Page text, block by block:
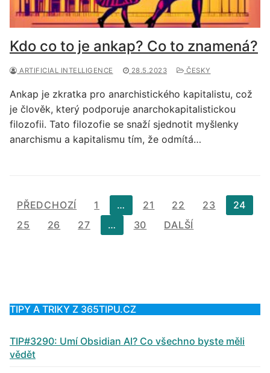
Kdo co to je ankap? Co to znamená?
ARTIFICIAL INTELLIGENCE 28.5.2023 ČESKY
Ankap je zkratka pro anarchistického kapitalistu, což
je člověk, který podporuje anarchokapitalistickou
filozofii. Tato filozofie se snaží sjednotit myšlenky
anarchismu a kapitalismu tím, že odmítá…
Stránkování
příspěvků
PŘEDCHOZÍ 1 … 21 22 23
24
25
26 27 … 30 DALŠÍ
TIPY A TRIKY Z 365TIPU.CZ
TIP#3290: Umí Obsidian AI? Co všechno byste měli
vědět